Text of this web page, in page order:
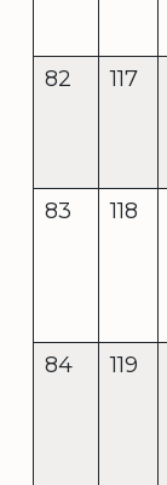
82 117
83
118
84
119